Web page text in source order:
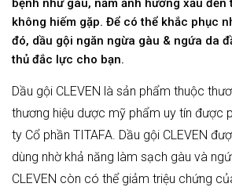
bệnh như gàu, nấm ảnh hưởng xấu đến
không hiếm gặp. Để có thể khắc phục
đó, dầu gội ngăn ngừa gàu & ngứa da
thủ đắc lực cho bạn.
Dầu gội CLEVEN là sản phẩm thuộc
thương hiệu dược mỹ phẩm uy tín được
ty Cổ phần TITAFA. Dầu gội CLEVEN
dùng nhờ khả năng làm sạch gàu và
CLEVEN còn có thể giảm triệu chứng